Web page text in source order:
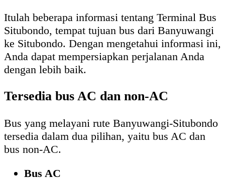
Itulah beberapa informasi tentang Terminal Bus
Situbondo, tempat tujuan bus dari Banyuwangi
ke Situbondo. Dengan mengetahui informasi ini,
Anda dapat mempersiapkan perjalanan Anda
dengan lebih baik.
Tersedia bus AC dan non-AC
Bus yang melayani rute Banyuwangi-Situbondo
tersedia dalam dua pilihan, yaitu bus AC dan
bus non-AC.
Bus AC